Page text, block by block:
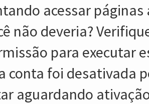
acessar
não deveria?
para executar
conta foi desativada
aguardando